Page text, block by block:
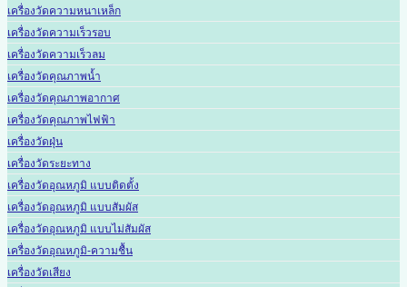
เครื่องวัดความหนาเหล็ก
เครื่องวัดความเร็วรอบ
เครื่องวัดความเร็วลม
เครื่องวัดคุณภาพน้ำ
เครื่องวัดคุณภาพอากาศ
เครื่องวัดคุณภาพไฟฟ้า
เครื่องวัดฝุ่น
เครื่องวัดระยะทาง
เครื่องวัดอุณหภูมิ แบบติดตั้ง
เครื่องวัดอุณหภูมิ แบบสัมผัส
เครื่องวัดอุณหภูมิ แบบไม่สัมผัส
เครื่องวัดอุณหภูมิ-ความชื้น
เครื่องวัดเสียง